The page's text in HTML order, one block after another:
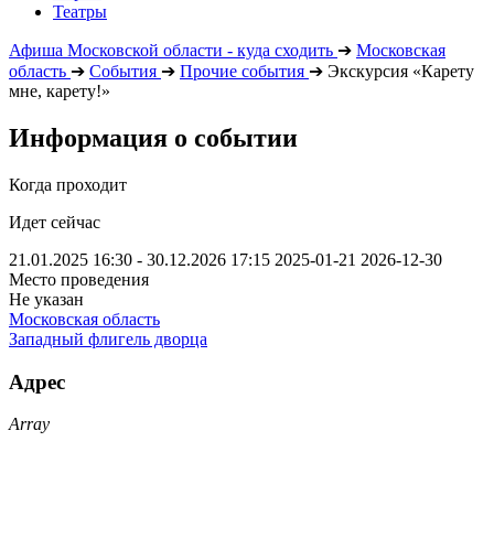
Театры
Афиша Московской области - куда сходить ➔ Московская
область ➔ События ➔ Прочие события ➔ Экскурсия «Карету
мне, карету!»
Информация о событии
Когда проходит
Идет сейчас
21.01.2025 16:30 - 30.12.2026 17:15 2025-01-21 2026-12-30
Место проведения
Не указан
Московская область
Западный флигель дворца
Адрес
Array